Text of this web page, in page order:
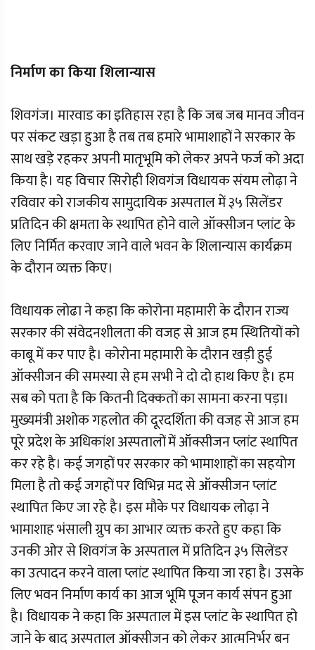
निर्माण का किया शिलान्यास
शिवगंज। मारवाड का इतिहास रहा है कि जब जब मानव जीवन
पर संकट खड़ा हुआ है तब तब हमारे भामाशाहों ने सरकार के
साथ खड़े रहकर अपनी मातृभूमि को लेकर अपने फर्ज को अदा
किया है। यह विचार सिरोही शिवगंज विधायक संयम लोढ़ा ने
रविवार को राजकीय सामुदायिक अस्पताल में ३५ सिलेंडर
प्रतिदिन की क्षमता के स्थापित होने वाले ऑक्सीजन प्लांट के
लिए निर्मित करवाए जाने वाले भवन के शिलान्यास कार्यक्रम
के दौरान व्यक्त किए।
विधायक लोढा ने कहा कि कोरोना महामारी के दौरान राज्य
सरकार की संवेदनशीलता की वजह से आज हम स्थितियों को
काबू में कर पाए है। कोरोना महामारी के दौरान खड़ी हुई
ऑक्सीजन की समस्या से हम सभी ने दो दो हाथ किए है। हम
सब को पता है कि कितनी दिक्कतों का सामना करना पड़ा।
मुख्यमंत्री अशोक गहलोत की दूरदर्शिता की वजह से आज हम
पूरे प्रदेश के अधिकांश अस्पतालों में ऑक्सीजन प्लांट स्थापित
कर रहे है। कई जगहों पर सरकार को भामाशाहों का सहयोग
मिला है तो कई जगहों पर विभिन्न मद से ऑक्सीजन प्लांट
स्थापित किए जा रहे है। इस मौके पर विधायक लोढ़ा ने
भामाशाह भंसाली ग्रुप का आभार व्यक्त करते हुए कहा कि
उनकी ओर से शिवगंज के अस्पताल में प्रतिदिन ३५ सिलेंडर
का उत्पादन करने वाला प्लांट स्थापित किया जा रहा है। उसके
लिए भवन निर्माण कार्य का आज भूमि पूजन कार्य संपन हुआ
है। विधायक ने कहा कि अस्पताल में इस प्लांट के स्थापित हो
जाने के बाद अस्पताल ऑक्सीजन को लेकर आत्मनिर्भर बन